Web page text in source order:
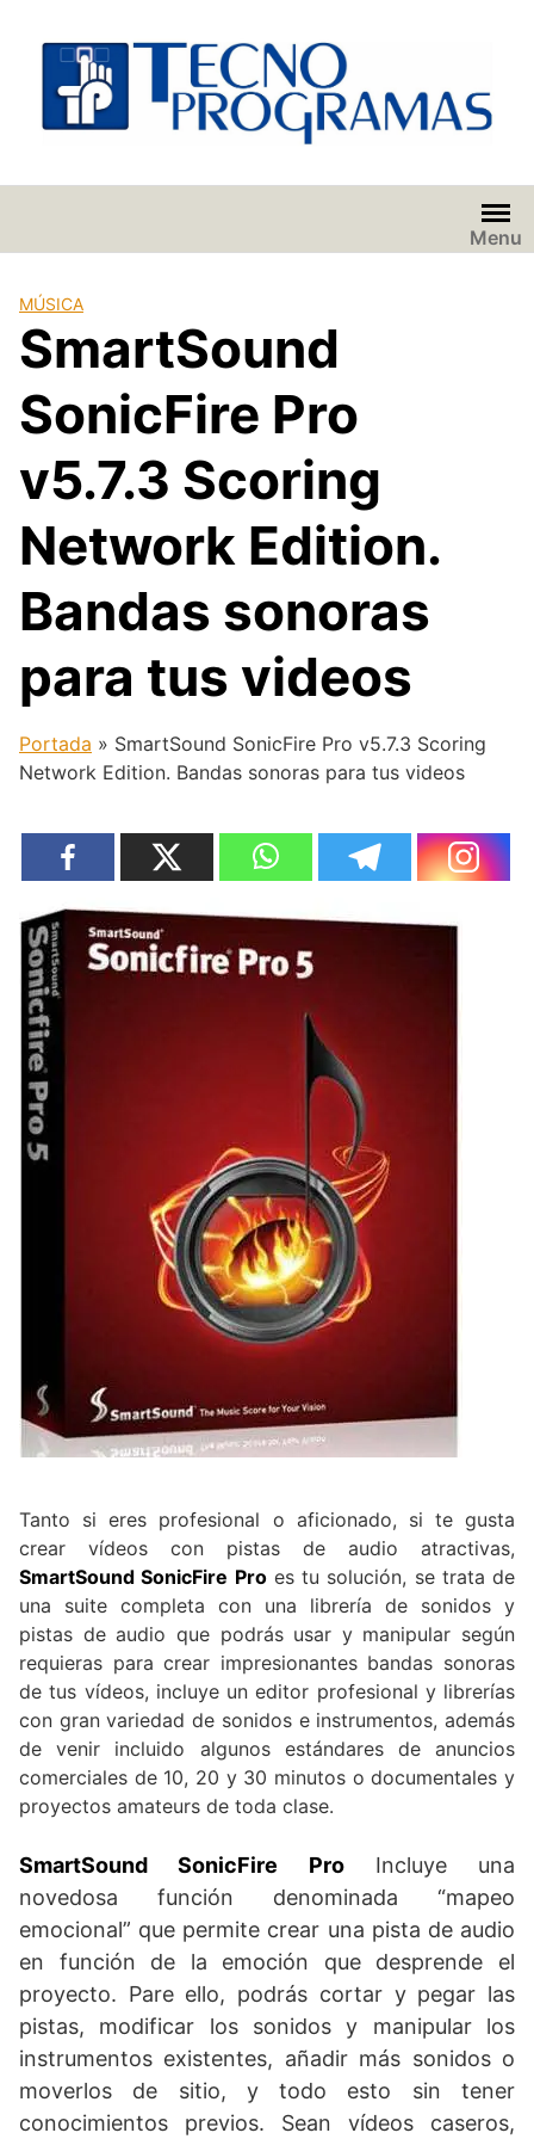
contenido
Menu
MÚSICA
SmartSound
SonicFire Pro
v5.7.3 Scoring
Network Edition.
Bandas sonoras
para tus videos
Portada » SmartSound SonicFire Pro v5.7.3 Scoring
Network Edition. Bandas sonoras para tus videos
Tanto si eres profesional o aficionado, si te gusta
crear vídeos con pistas de audio atractivas,
SmartSound SonicFire Proes tu solución, se trata de
una suite completa con una librería de sonidos y
pistas de audio que podrás usar y manipular según
requieras para crear impresionantes bandas sonoras
de tus vídeos, incluye un editor profesional y librerías
con gran variedad de sonidos e instrumentos, además
de venir incluido algunos estándares de anuncios
comerciales de 10, 20 y 30 minutos o documentales y
proyectos amateurs de toda clase.
SmartSound SonicFire ProIncluye una
novedosa función denominada “mapeo
emocional” que permite crear una pista de audio
en función de la emoción que desprende el
proyecto. Pare ello, podrás cortar y pegar las
pistas, modificar los sonidos y manipular los
instrumentos existentes, añadir más sonidos o
moverlos de sitio, y todo esto sin tener
conocimientos previos. Sean vídeos caseros,